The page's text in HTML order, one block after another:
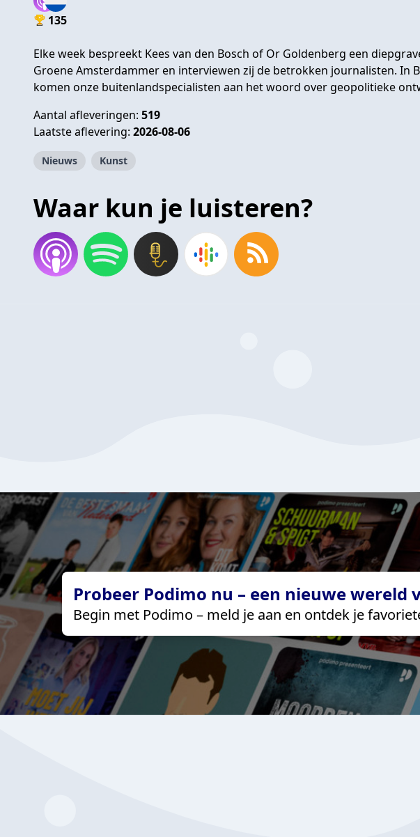
135
Elke week bespreekt Kees van den Bosch of Or Goldenberg een
Groene Amsterdammer en interviewen zij de betrokken journalisten. In
komen onze buitenlandspecialisten aan het woord over geopolitieke
Aantal afleveringen: 519
Laatste aflevering: 2026-08-06
Nieuws Kunst
Waar kun je luisteren?
Probeer Podimo nu – een nieuwe wereld
Begin met Podimo – meld je aan en ontdek je